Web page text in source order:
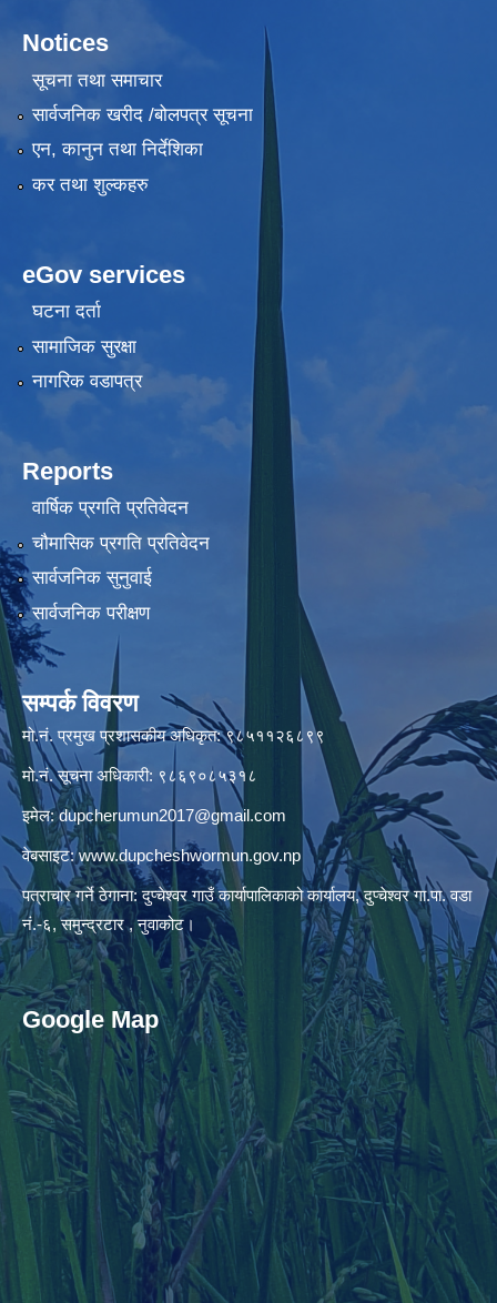
Notices
सूचना तथा समाचार
सार्वजनिक खरीद /बोलपत्र सूचना
एन, कानुन तथा निर्देशिका
कर तथा शुल्कहरु
eGov services
घटना दर्ता
सामाजिक सुरक्षा
नागरिक वडापत्र
Reports
वार्षिक प्रगति प्रतिवेदन
चौमासिक प्रगति प्रतिवेदन
सार्वजनिक सुनुवाई
सार्वजनिक परीक्षण
सम्पर्क विवरण
मो.नं. प्रमुख प्रशासकीय अधिकृत: ९८५११२६८९९
मो.नं. सूचना अधिकारी: ९८६९०८५३१८
इमेल:dupcherumun2017@gmail.com
वेबसाइट:www.dupcheshwormun.gov.np
पत्राचार गर्ने ठेगाना: दुप्चेश्वर गाउँ कार्यापालिकाको कार्यालय, दुप्चेश्वर गा.पा. वडा
नं.-६, समुन्द्रटार , नुवाकोट।
Google Map